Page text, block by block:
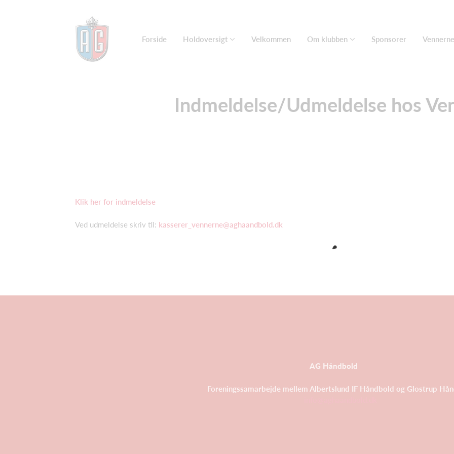
Forside Holdoversigt Velkommen Om klubben Sponsorer Vennerne
Indmeldelse/Udmeldelse hos
Klik her for indmeldelse
Ved udmeldelse skriv til: kasserer_vennerne@aghaandbold.dk
AG Håndbold
Foreningssamarbejde mellem Albertslund IF Håndbold og Glostrup